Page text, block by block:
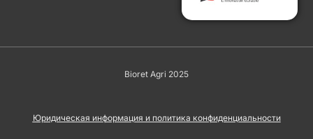
Bioret Agri 2025
Юридическая информация и политика конфиденциальности